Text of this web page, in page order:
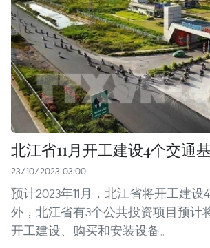
北江省11月开工建设4个交通
23/10/2023 03:00
预计2023年11月，北江省将开工建
外，北江省有3个公共投资项目预计
开工建设、购买和安装设备。